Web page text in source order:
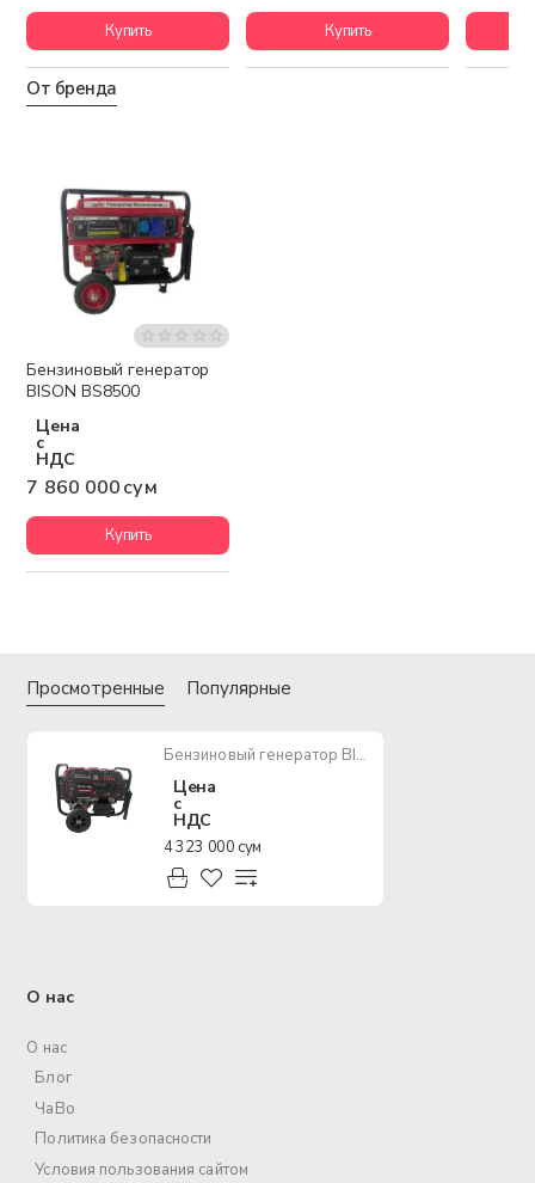
Купить Купить
От бренда
Бесплатная доставка
Бензиновый генератор
BISON BS8500
Цена
с
НДС
7 860 000 сум
Купить
Просмотренные Популярные
Бензиновый генератор BISON GS-9000W
Цена
с
НДС
4 323 000 сум
О нас
О нас
Блог
ЧаВо
Политика безопасности
Условия пользования сайтом